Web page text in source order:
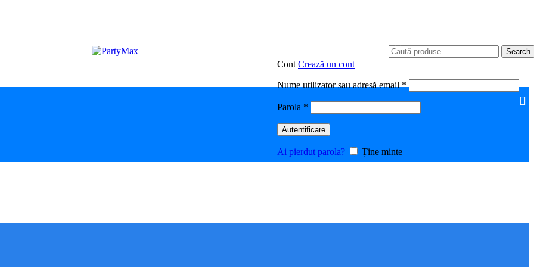
Search
Cont Crează un cont
Nume utilizator sau adresă email*
Parola *
Autentificare
Ai pierdut parola? Ține minte